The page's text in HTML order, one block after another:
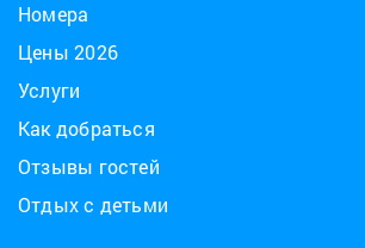
Номера
Цены 2026
Услуги
Как добраться
Отзывы гостей
Отдых с детьми